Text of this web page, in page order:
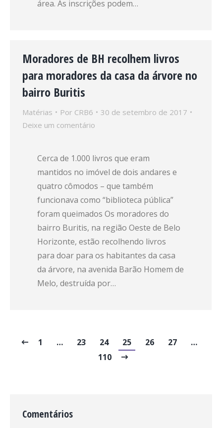
área. As inscrições podem…
Moradores de BH recolhem livros
para moradores da casa da árvore no
bairro Buritis
Matérias Por CRB6
30 de setembro de 2017
Deixe um comentário
Cerca de 1.000 livros que eram
mantidos no imóvel de dois andares e
quatro cômodos – que também
funcionava como “biblioteca pública”
foram queimados Os moradores do
bairro Buritis, na região Oeste de Belo
Horizonte, estão recolhendo livros
para doar para os habitantes da casa
da árvore, na avenida Barão Homem de
Melo, destruída por…
1 … 23 24 25 26 27
…
110
Comentários